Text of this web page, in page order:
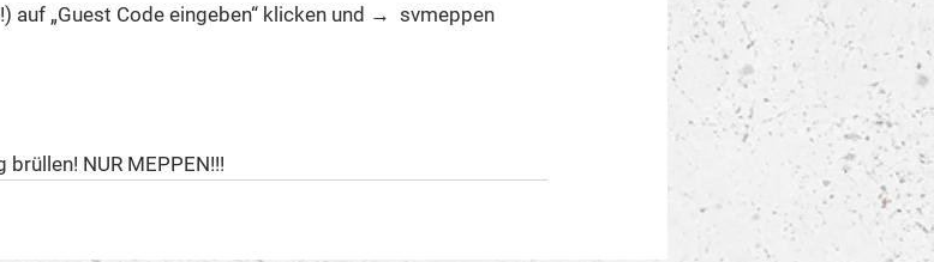
auf „Guest Code eingeben“ klicken und →  svmeppen
NUR MEPPEN!!!